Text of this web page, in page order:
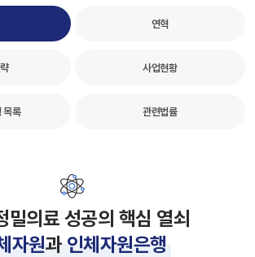
연혁
사업현황
목록 관련법률
밀의료 성공의 핵심 열쇠
자원과 인체자원은행